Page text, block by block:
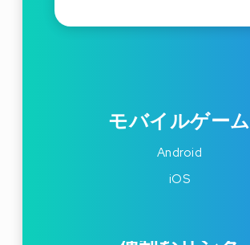
モバイルゲーム
Android
iOS